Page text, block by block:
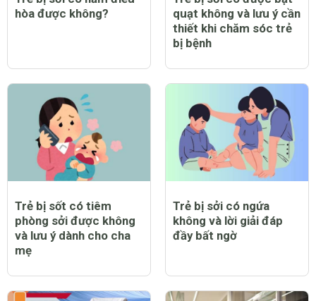
hòa được không?
quạt không và lưu ý cần
thiết khi chăm sóc trẻ
bị bệnh
Trẻ bị sốt có tiêm
phòng sởi được không
và lưu ý dành cho cha
mẹ
Trẻ bị sởi có ngứa
không và lời giải đáp
đầy bất ngờ